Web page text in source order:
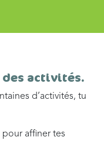
activités.
d’activités, tu
affiner tes